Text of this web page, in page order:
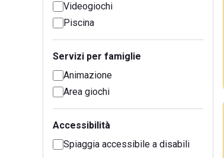
Videogiochi
Piscina
Servizi per famiglie
Animazione
Area giochi
Accessibilità
Spiaggia accessibile a disabili